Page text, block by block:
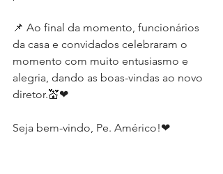
📌 Ao final da momento, funcionários
da casa e convidados celebraram o
momento com muito entusiasmo e
alegria, dando as boas-vindas ao novo
diretor.💒❤
Seja bem-vindo, Pe. Américo!❤